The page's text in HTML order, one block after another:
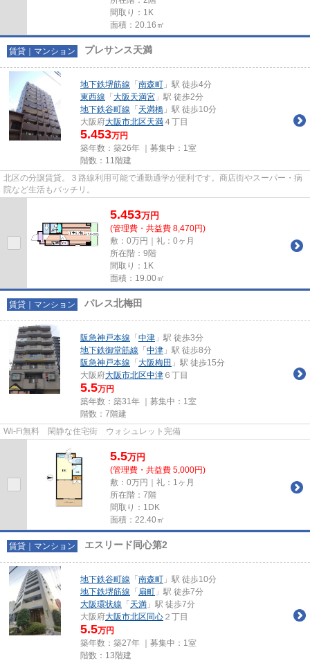
間取り：1K
面積：20.16㎡
賃貸｜マンション プレサンス天満
地下鉄堺筋線 「 南森町 」駅 徒歩4分
東西線 「 大阪天満宮 」駅 徒歩2分
地下鉄谷町線 「 天満橋 」駅 徒歩10分
大阪府大阪市北区天満 ４丁目
5.453万円
築年数：築26年 ｜募集中： 1室
階数：11階建
北区の分譲賃貸。３路線利用可能で通勤通学が便利です。商店街やスーパー・病
院など生活もバッチリ。
5.453万円
(管理費・共益費 8,470円)
敷：0万円｜礼：0ヶ月
所在階：9階
間取り：1K
面積：19.00㎡
賃貸｜マンション パレス北梅田
阪急神戸本線 「 中津 」駅 徒歩3分
地下鉄御堂筋線 「 中津 」駅 徒歩8分
阪急神戸本線 「 大阪梅田 」駅 徒歩15分
大阪府大阪市北区中津 ６丁目
5.5万円
築年数：築31年 ｜募集中： 1室
階数：7階建
Wi-Fi無料 閑静な住宅街 ウォシュレット完備
5.5万円
(管理費・共益費 5,000円)
敷：0万円｜礼：1ヶ月
所在階：7階
間取り：1DK
面積：22.40㎡
賃貸｜マンション エスリード同心第2
地下鉄谷町線 「 南森町 」駅 徒歩10分
地下鉄堺筋線 「 扇町 」駅 徒歩7分
大阪環状線 「 天満 」駅 徒歩7分
大阪府大阪市北区 同心 ２丁目
5.5万円
築年数：築27年 ｜募集中： 1室
階数：13階建